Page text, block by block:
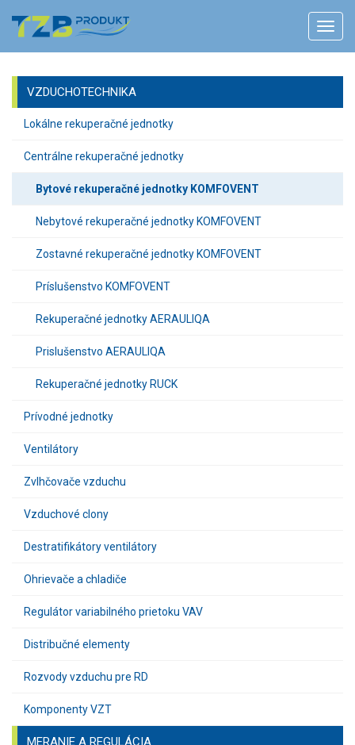
VZDUCHOTECHNIKA
Lokálne rekuperačné jednotky
Centrálne rekuperačné jednotky
Bytové rekuperačné jednotky KOMFOVENT
Nebytové rekuperačné jednotky KOMFOVENT
Zostavné rekuperačné jednotky KOMFOVENT
Príslušenstvo KOMFOVENT
Rekuperačné jednotky AERAULIQA
Prislušenstvo AERAULIQA
Rekuperačné jednotky RUCK
Prívodné jednotky
Ventilátory
Zvlhčovače vzduchu
Vzduchové clony
Destratifikátory ventilátory
Ohrievače a chladiče
Regulátor variabilného prietoku VAV
Distribučné elementy
Rozvody vzduchu pre RD
Komponenty VZT
MERANIE A REGULÁCIA